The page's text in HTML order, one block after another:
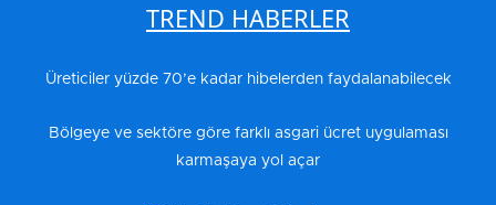
TREND HABERLER
Üreticiler yüzde 70’e kadar hibelerden faydalanabilecek
Bölgeye ve sektöre göre farklı asgari ücret uygulaması
karmaşaya yol açar